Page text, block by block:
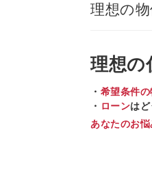
理想の
理想の
・ 希望条件
・ ローンは
あなたのお悩